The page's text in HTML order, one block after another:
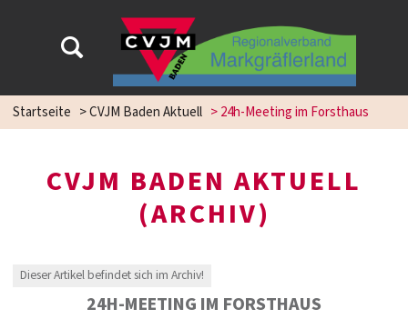
Startseite >CVJM Baden Aktuell >24h-Meeting im Forsthaus
CVJM BADEN AKTUELL
(ARCHIV)
Dieser Artikel befindet sich im Archiv!
24H-MEETING IM FORSTHAUS